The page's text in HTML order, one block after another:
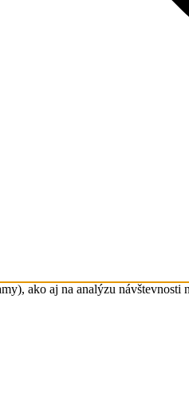
ako aj na analýzu návštevnosti